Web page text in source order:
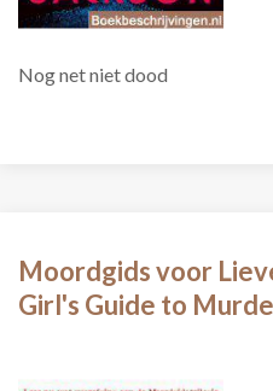
Nog net niet dood
Moordgids voor
Girl's Guide to